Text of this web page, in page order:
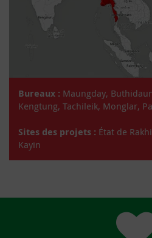
Bureaux : Maungday,
Kengtung, Tachileik, Monglar,
Sites des projets : État de
Kayin